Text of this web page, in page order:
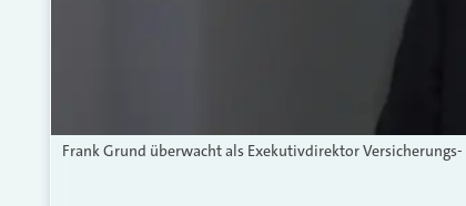
Frank Grund überwacht als Exekutivdirektor